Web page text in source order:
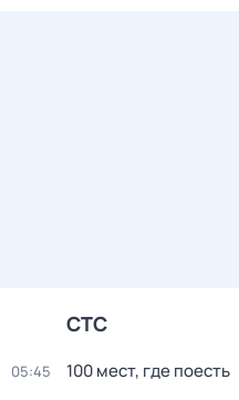
СТС
05:45 100 мест, гдe поеcть